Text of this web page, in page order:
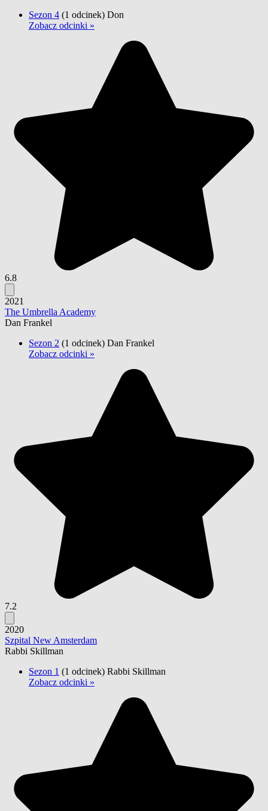
Sezon 4 (1 odcinek) Don
Zobacz odcinki »
6.8
2021
The Umbrella Academy
Dan Frankel
Sezon 2 (1 odcinek) Dan Frankel
Zobacz odcinki »
7.2
2020
Szpital New Amsterdam
Rabbi Skillman
Sezon 1 (1 odcinek) Rabbi Skillman
Zobacz odcinki »